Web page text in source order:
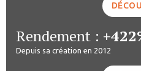
Rendement :
Depuis sa création en 2012